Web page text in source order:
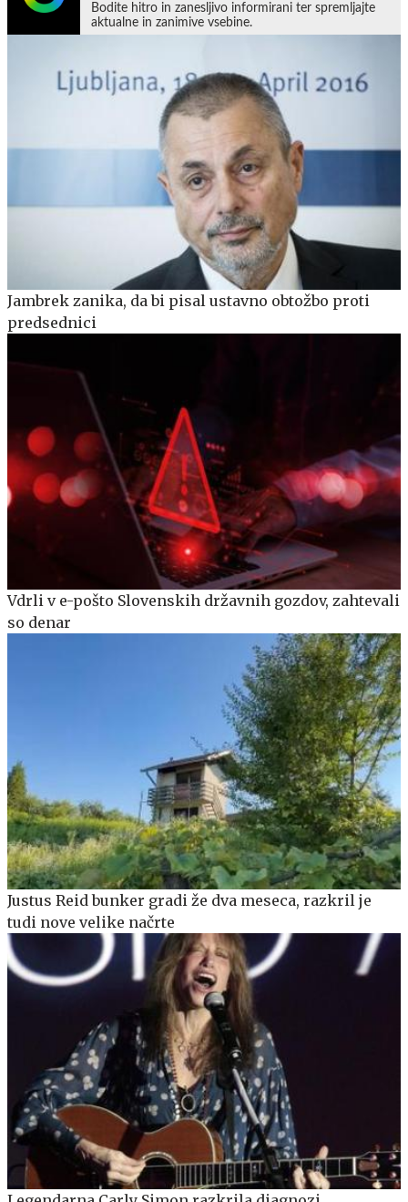
Bodite hitro in zanesljivo informirani ter spremljajte
aktualne in zanimive vsebine.
Jambrek zanika, da bi pisal ustavno obtožbo proti
predsednici
Vdrli v e-pošto Slovenskih državnih gozdov, zahtevali
so denar
Justus Reid bunker gradi že dva meseca, razkril je
tudi nove velike načrte